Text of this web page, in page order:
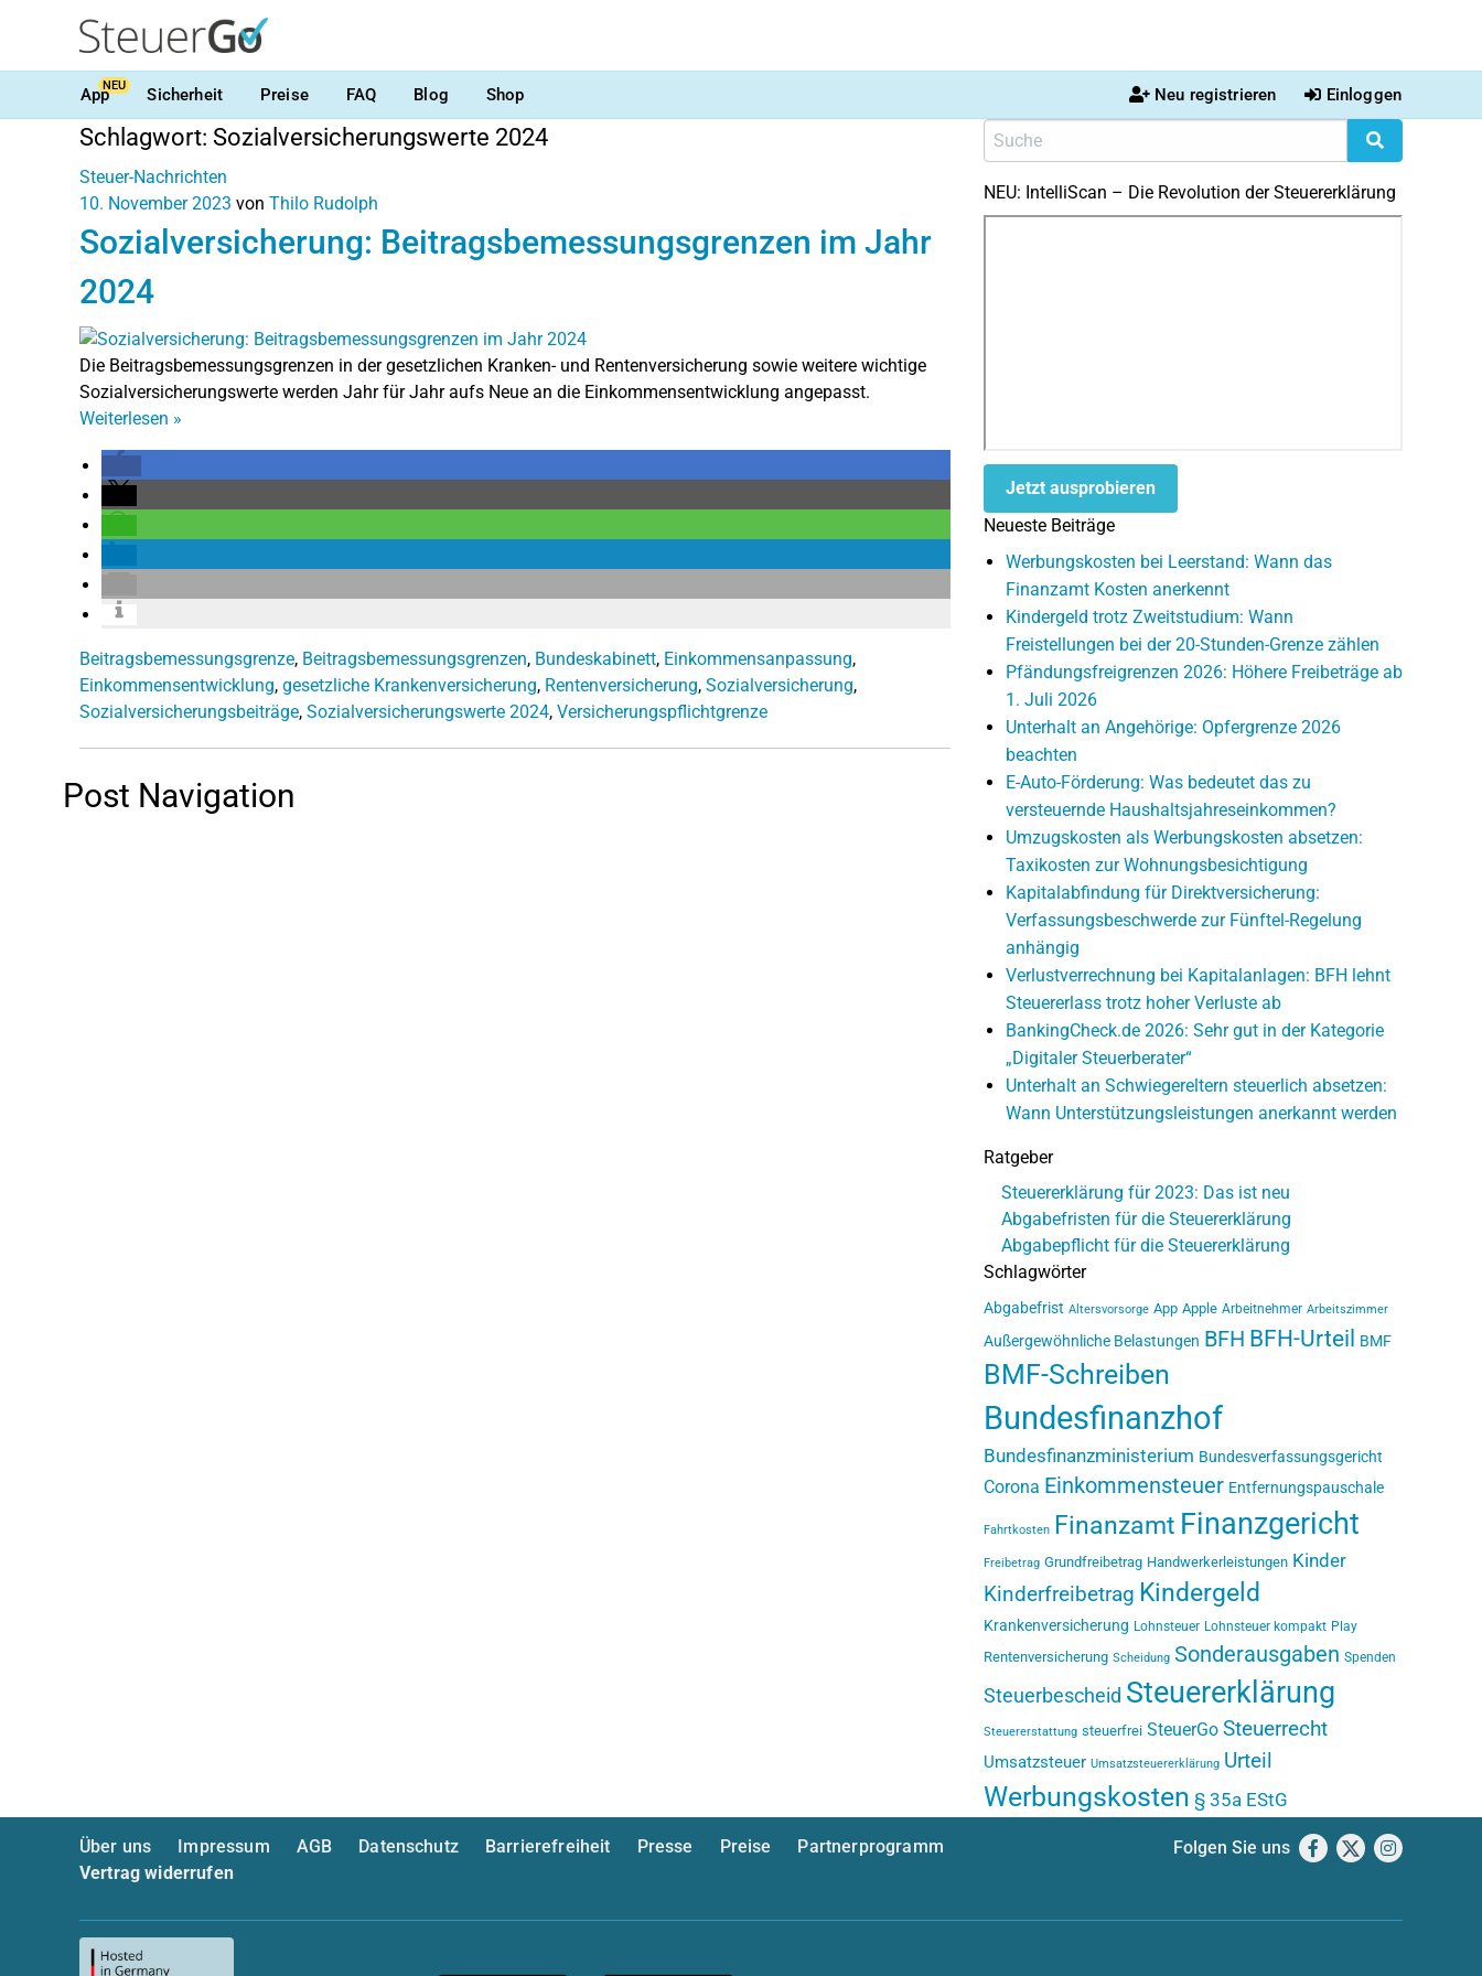
AppNEU Sicherheit Preise FAQ Blog Shop Neu registrieren Einloggen
Schlagwort: Sozialversicherungswerte 2024
Steuer-Nachrichten
10. November 2023 von Thilo Rudolph
Sozialversicherung: Beitragsbemessungsgrenzen im Jahr
2024
Die Beitragsbemessungsgrenzen in der gesetzlichen Kranken- und Rentenversicherung sowie weitere wichtige
Sozialversicherungswerte werden Jahr für Jahr aufs Neue an die Einkommensentwicklung angepasst.
Weiterlesen »
Beitragsbemessungsgrenze, Beitragsbemessungsgrenzen, Bundeskabinett, Einkommensanpassung,
Einkommensentwicklung, gesetzliche Krankenversicherung, Rentenversicherung, Sozialversicherung,
Sozialversicherungsbeiträge, Sozialversicherungswerte 2024, Versicherungspflichtgrenze
Post Navigation
NEU: IntelliScan – Die Revolution der Steuererklärung
Jetzt ausprobieren
Neueste Beiträge
Werbungskosten bei Leerstand: Wann das
Finanzamt Kosten anerkennt
Kindergeld trotz Zweitstudium: Wann
Freistellungen bei der 20-Stunden-Grenze zählen
Pfändungsfreigrenzen 2026: Höhere Freibeträge ab
1. Juli 2026
Unterhalt an Angehörige: Opfergrenze 2026
beachten
E-Auto-Förderung: Was bedeutet das zu
versteuernde Haushaltsjahreseinkommen?
Umzugskosten als Werbungskosten absetzen:
Taxikosten zur Wohnungsbesichtigung
Kapitalabfindung für Direktversicherung:
Verfassungsbeschwerde zur Fünftel-Regelung
anhängig
Verlustverrechnung bei Kapitalanlagen: BFH lehnt
Steuererlass trotz hoher Verluste ab
BankingCheck.de 2026: Sehr gut in der Kategorie
„Digitaler Steuerberater“
Unterhalt an Schwiegereltern steuerlich absetzen:
Wann Unterstützungsleistungen anerkannt werden
Ratgeber
Steuererklärung für 2023: Das ist neu
Abgabefristen für die Steuererklärung
Abgabepflicht für die Steuererklärung
Schlagwörter
Abgabefrist Altersvorsorge App Apple Arbeitnehmer Arbeitszimmer
Außergewöhnliche Belastungen BFH BFH-Urteil BMF
BMF-Schreiben
Bundesfinanzhof
Bundesfinanzministerium Bundesverfassungsgericht
Corona Einkommensteuer Entfernungspauschale
Fahrtkosten Finanzamt Finanzgericht
Freibetrag Grundfreibetrag Handwerkerleistungen Kinder
Kinderfreibetrag Kindergeld
Krankenversicherung Lohnsteuer Lohnsteuer kompakt Play
Rentenversicherung Scheidung Sonderausgaben Spenden
Steuerbescheid Steuererklärung
Steuererstattung steuerfrei SteuerGo Steuerrecht
Umsatzsteuer Umsatzsteuererklärung Urteil
Werbungskosten § 35a EStG
Über uns Impressum AGB Datenschutz Barrierefreiheit Presse Preise
Partnerprogramm
Vertrag widerrufen
Folgen Sie uns Facebook
X Instagram